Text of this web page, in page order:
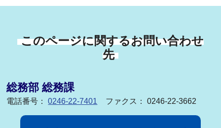
このページに関するお問い合わせ
先
総務部 総務課
電話番号：0246-22-7401 ファクス： 0246-22-3662